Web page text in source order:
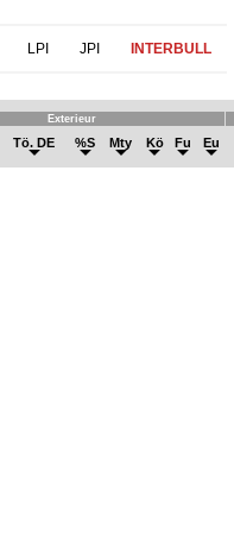
LPI JPI INTERBULL
Exterieur
Tö. DE %S Mty Kö Fu Eu